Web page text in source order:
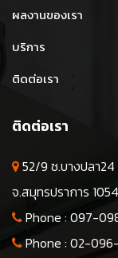
ผลงานของเรา
บริการ
ติดต่อเรา
ติดต่อเรา
52/9 ซ.บางปลา
จ.สมุทรปราการ
Phone : 097-
Phone : 02-